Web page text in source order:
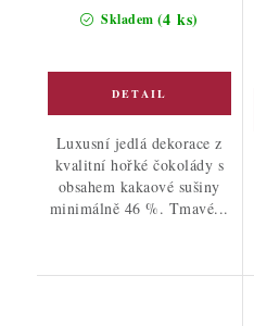
Skladem (4 ks)
Luxusní jedlá dekorace z
kvalitní hořké čokolády s
obsahem kakaové sušiny
minimálně 46 %. Tmavé...